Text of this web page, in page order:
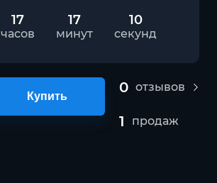
17
часов
17
минут
9
секунд
Купить
0 отзывов
1 продаж